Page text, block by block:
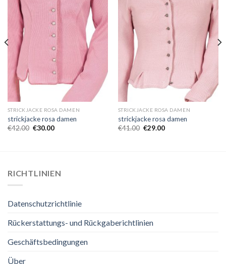
STRICKJACKE ROSA DAMEN
strickjacke rosa damen
€42.00 €30.00
STRICKJACKE ROSA DAMEN
strickjacke rosa damen
€41.00 €29.00
RICHTLINIEN
Datenschutzrichtlinie
Rückerstattungs- und Rückgaberichtlinien
Geschäftsbedingungen
Über